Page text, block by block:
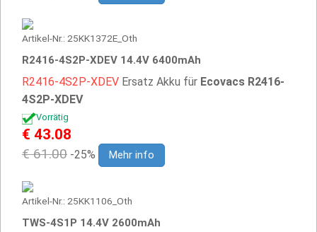
Artikel-Nr.: 25KK1372E_Oth
R2416-4S2P-XDEV 14.4V 6400mAh
R2416-4S2P-XDEV Ersatz Akku für Ecovacs R2416-
4S2P-XDEV
Vorrätig
€ 43.08
€ 61.00 -25% Mehr info
Artikel-Nr.: 25KK1106_Oth
TWS-4S1P 14.4V 2600mAh